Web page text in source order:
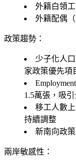
外籍白領
外籍配偶
政策趨勢：
少子化人
家政策優先項
1.5萬張，吸
移工人數
持續調整
新南向政
兩岸敏感性：